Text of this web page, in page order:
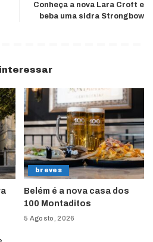
Conheça a nova Lara Croft e
beba uma sidra Strongbow
breves
Belém é a nova casa dos
100 Montaditos
5 Agosto, 2026